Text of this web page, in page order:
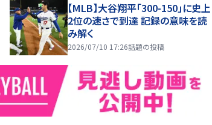
【MLB】大谷翔平「300-150」に史上
2位の速さで到達 記録の意味を読
み解く
2026/07/10 17:26話題の投稿